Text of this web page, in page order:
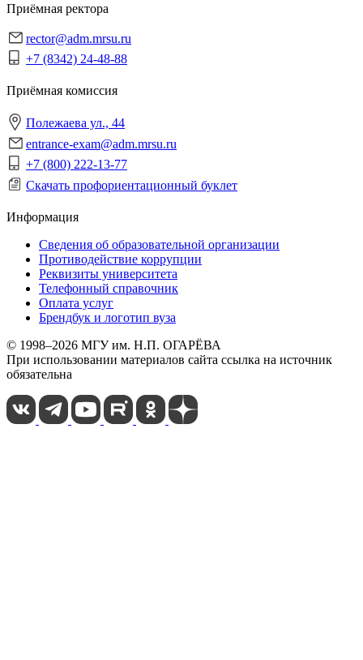
Приёмная ректора
rector@adm.mrsu.ru
+7 (8342) 24-48-88
Приёмная комиссия
Полежаева ул., 44
entrance-exam@adm.mrsu.ru
+7 (800) 222-13-77
Скачать профориентационный буклет
Информация
Сведения об образовательной организации
Противодействие коррупции
Реквизиты университета
Телефонный справочник
Оплата услуг
Брендбук и логотип вуза
© 1998–2026 МГУ им. Н.П. ОГАРЁВА
При использовании материалов сайта ссылка на источник
обязательна